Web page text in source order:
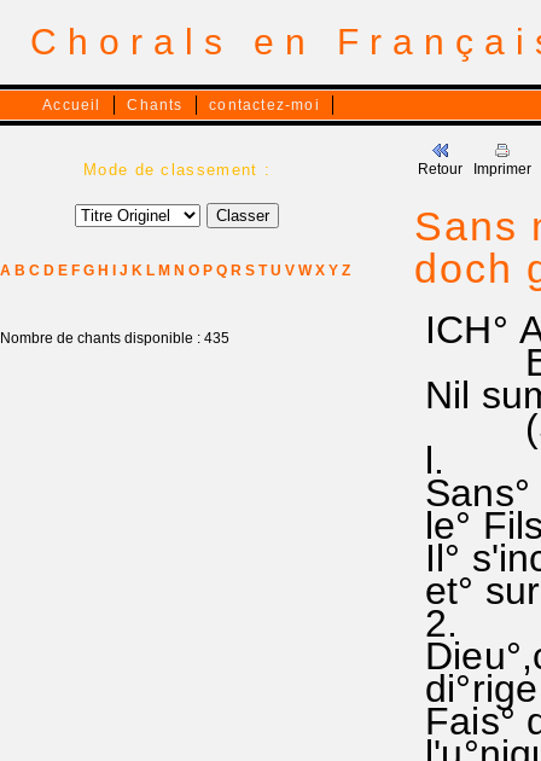
Chorals en
Accueil Chants contactez-moi
Mode de classement :
A B C D E F G H J K L M N O P Q R S T U V W X Y Z
Nombre de chants disponible : 435
Retour Imprimer
Sans
doch
ICH°
EG
Nil
(Str
l.
le°
Il°
et°
2.
Fais°